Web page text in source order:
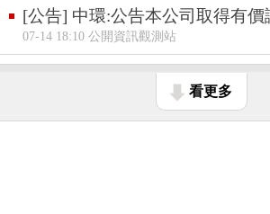
[公告] 中環:公告本公司取得有價
07-14 18:10 公開資訊觀測站
看更多